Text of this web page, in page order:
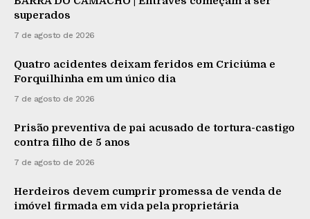
superados
7 de agosto de 2026
Quatro acidentes deixam feridos em Criciúma e
Forquilhinha em um único dia
7 de agosto de 2026
Prisão preventiva de pai acusado de tortura-castigo
contra filho de 5 anos
7 de agosto de 2026
Herdeiros devem cumprir promessa de venda de
imóvel firmada em vida pela proprietária